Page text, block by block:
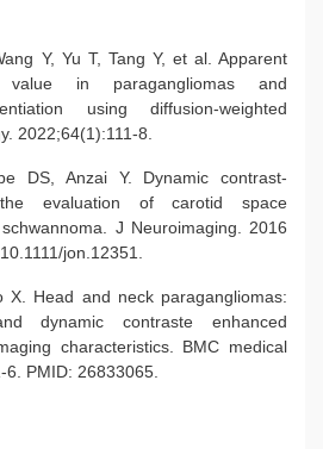
Y, Yu T, Tang Y, et al. Apparent
value in paragangliomas and
using diffusion-weighted
2022;64(1):111-8.
DS, Anzai Y. Dynamic contrast-
evaluation of carotid space
J Neuroimaging. 2016
jon.12351.
X. Head and neck paragangliomas:
dynamic contraste enhanced
characteristics. BMC medical
PMID: 26833065.